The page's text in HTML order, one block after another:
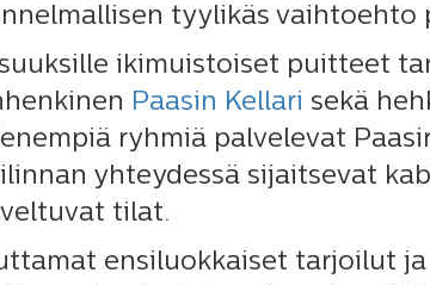
tyylikäs vaihtoehto
ikimuistoiset puitteet
Paasin Kellari sekä
ryhmiä palvelevat
yhteydessä sijaitsevat
tilat.
ensiluokkaiset tarjoilut